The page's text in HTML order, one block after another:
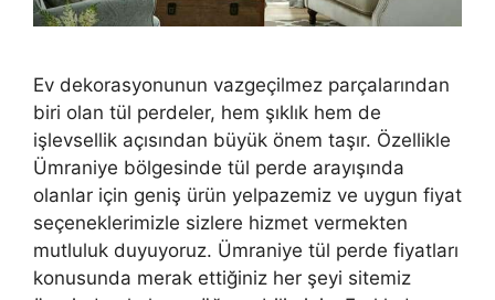
Ev dekorasyonunun vazgeçilmez parçalarından
biri olan tül perdeler, hem şıklık hem de
işlevsellik açısından büyük önem taşır. Özellikle
Ümraniye bölgesinde tül perde arayışında
olanlar için geniş ürün yelpazemiz ve uygun fiyat
seçeneklerimizle sizlere hizmet vermekten
mutluluk duyuyoruz. Ümraniye tül perde fiyatları
konusunda merak ettiğiniz her şeyi sitemiz